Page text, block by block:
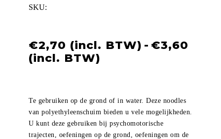
SKU:
€2,70 - €3,60
Te gebruiken op de grond of in water. Deze noodles
van polyethyleenschuim bieden u vele mogelijkheden.
U kunt deze gebruiken bij psychomotorische
trajecten, oefeningen op de grond, oefeningen om de